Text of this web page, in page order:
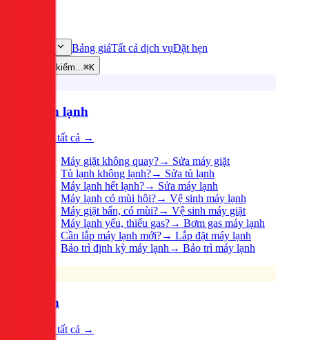
Bảng giáTất cả dịch vụĐặt hẹn
Tìm kiếm...⌘K
Điện lạnh
Xem tất cả →
Máy giặt không quay?→ Sửa máy giặt
Tủ lạnh không lạnh?→ Sửa tủ lạnh
Máy lạnh hết lạnh?→ Sửa máy lạnh
Máy lạnh có mùi hôi?→ Vệ sinh máy lạnh
Máy giặt bẩn, có mùi?→ Vệ sinh máy giặt
Máy lạnh yếu, thiếu gas?→ Bơm gas máy lạnh
Cần lắp máy lạnh mới?→ Lắp đặt máy lạnh
Bảo trì định kỳ máy lạnh→ Bảo trì máy lạnh
Điện
Xem tất cả →